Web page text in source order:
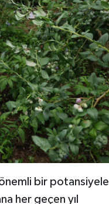
bir potansiyele
her geçen yıl